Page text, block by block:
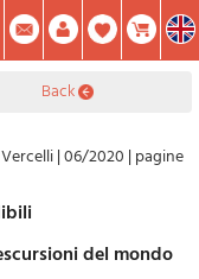
Summary
Mod. Password
back
Vercelli|06/2020 | pagine
del mondo